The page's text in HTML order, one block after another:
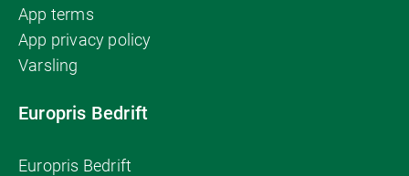
App terms
App privacy policy
Varsling
Europris Bedrift
Europris Bedrift